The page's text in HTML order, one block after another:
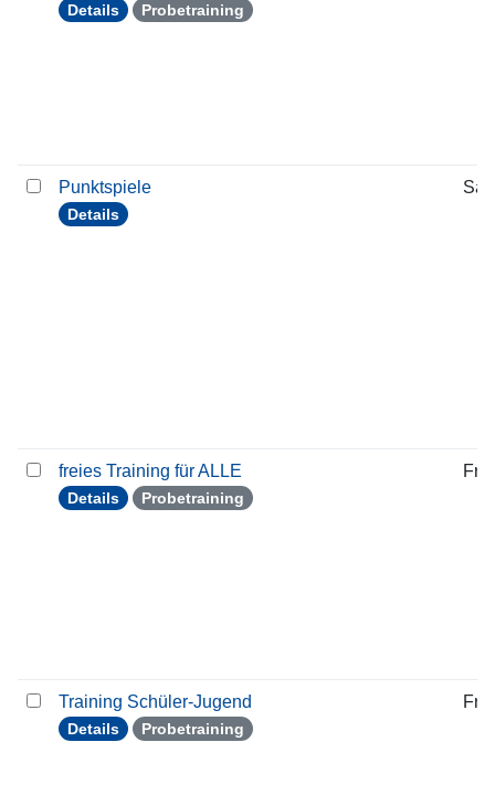
Details Probetraining
Punktspiele
Details
freies Training für ALLE
Details Probetraining
Training Schüler-Jugend
Details Probetraining